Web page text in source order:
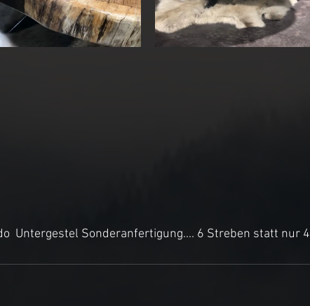
Untergestel Sonderanfertigung.... 6 Streben statt nur 4